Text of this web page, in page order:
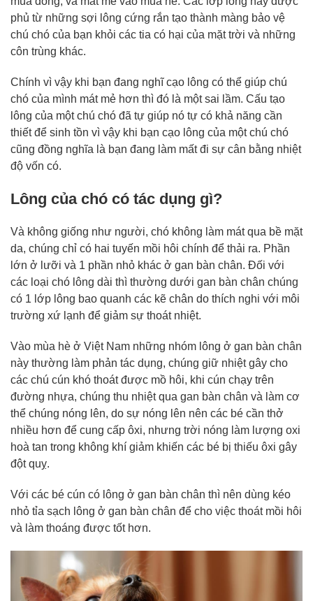
phủ từ những sợi lông cứng rắn tạo thành màng bảo vệ
chú chó của bạn khỏi các tia có hại của mặt trời và những
côn trùng khác.
Chính vì vậy khi bạn đang nghĩ cạo lông có thể giúp chú
chó của mình mát mẻ hơn thì đó là một sai lầm. Cấu tạo
lông của một chú chó đã tự giúp nó tự có khả năng cần
thiết để sinh tồn vì vậy khi bạn cạo lông của một chú chó
cũng đồng nghĩa là bạn đang làm mất đi sự cân bằng nhiệt
độ vốn có.
Lông của chó có tác dụng gì?
Và không giống như người, chó không làm mát qua bề mặt
da, chúng chỉ có hai tuyến mồi hôi chính để thải ra. Phần
lớn ở lưỡi và 1 phần nhỏ khác ở gan bàn chân. Đối với
các loại chó lông dài thì thường dưới gan bàn chân chúng
có 1 lớp lông bao quanh các kẽ chân do thích nghi với môi
trường xứ lạnh để giảm sự thoát nhiệt.
Vào mùa hè ở Việt Nam những nhóm lông ở gan bàn chân
này thường làm phản tác dụng, chúng giữ nhiệt gây cho
các chú cún khó thoát được mồ hôi, khi cún chạy trên
đường nhựa, chúng thu nhiệt qua gan bàn chân và làm cơ
thể chúng nóng lên, do sự nóng lên nên các bé cần thở
nhiều hơn để cung cấp ôxi, nhưng trời nóng làm lượng oxi
hoà tan trong không khí giảm khiến các bé bị thiếu ôxi gây
đột quỵ.
Với các bé cún có lông ở gan bàn chân thì nên dùng kéo
nhỏ tỉa sạch lông ở gan bàn chân để cho việc thoát mồi hôi
và làm thoáng được tốt hơn.